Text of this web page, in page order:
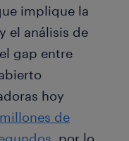
implique la
el análisis de
gap entre
hoy
millones de